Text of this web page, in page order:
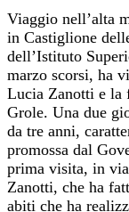
Viaggio nell’alta
in Castiglione
dell’Istituto
marzo scorsi, ha
Lucia Zanotti e la
Grole. Una due
da tre anni,
promossa dal
prima visita, in
Zanotti, che ha
abiti che ha